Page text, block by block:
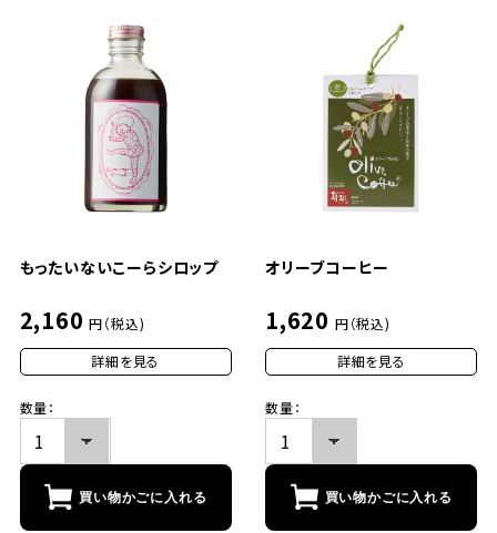
もったいないこーらシロップ
2,160 円（税込)
詳細を見る
数量：
買い物かごに入れる
オリーブコーヒー
1,620 円（税込)
詳細を見る
数量：
買い物かごに入れる